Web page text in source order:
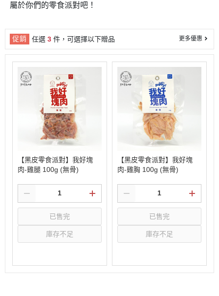
屬於你們的零食派對吧！
促銷 任選 3 件，可選擇以下贈品 更多優惠
【黑皮零食派對】我好塊
肉-雞腿 100g (無骨)
已售完
庫存不足
【黑皮零食派對】我好塊
肉-雞胸 100g (無骨)
已售完
庫存不足